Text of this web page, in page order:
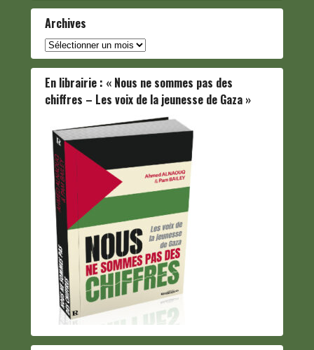
Archives
Archives
En librairie : « Nous ne sommes pas des
chiffres – Les voix de la jeunesse de Gaza »